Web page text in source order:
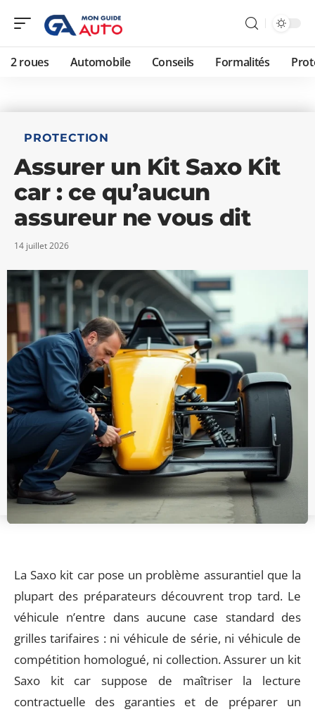
2 roues Automobile Conseils Formalités
PROTECTION
Assurer un Kit Saxo Kit
car : ce qu’aucun
assureur ne vous dit
14 juillet 2026
La Saxo kit car pose un problème assurantiel que la
plupart des préparateurs découvrent trop tard. Le
véhicule n’entre dans aucune case standard des
grilles tarifaires : ni véhicule de série, ni véhicule de
compétition homologué, ni collection. Assurer un kit
Saxo kit car suppose de maîtriser la lecture
contractuelle des garanties et de préparer un